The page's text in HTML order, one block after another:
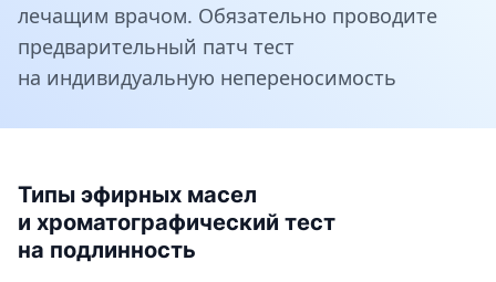
лечащим врачом. Обязательно проводите
предварительный патч тест
на индивидуальную непереносимость
Типы эфирных масел
и хроматографический тест
на подлинность